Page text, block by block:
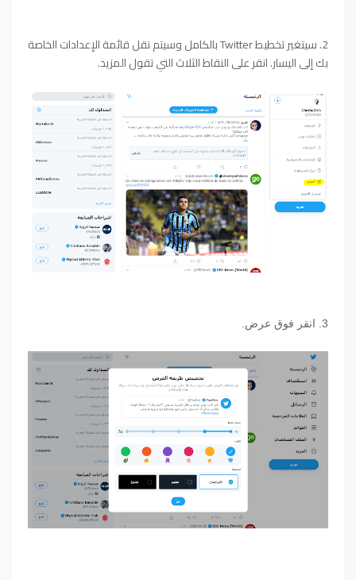
2. سيتغير تخطيط Twitter بالكامل وسيتم نقل قائمة الإعدادات الخاصة
بك إلى اليسار. انقر على النقاط الثلاث التي تقول المزيد.
3. انقر فوق عرض.